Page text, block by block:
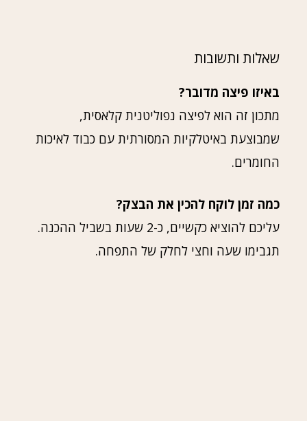
שאלות ותשובות
באיזו פיצה מדובר?
מתכון זה הוא לפיצה נפוליטנית קלאסית,
שמבוצעת באיטלקיות המסורתית עם כבוד לאיכות
החומרים.
כמה זמן לוקח להכין את הבצק?
עליכם להוציא כקשיים, כ-2 שעות בשביל ההכנה.
תגבימו שעה וחצי לחלק של התפחה.